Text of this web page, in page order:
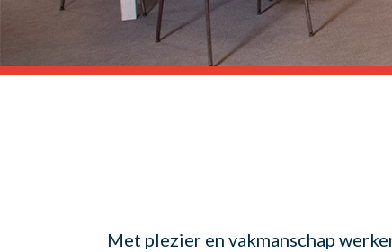
Met plezier en vakmanschap